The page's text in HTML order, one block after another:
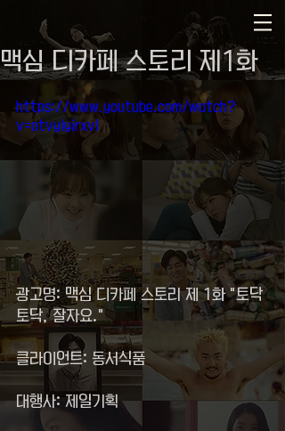
맥심 디카페 스토리 제1화
https://www.youtube.com/watch?
v=otvylyirxvI
광고명: 맥심 디카페 스토리 제 1화 "토닥
토닥, 잘자요."
클라이언트: 동서식품
대행사: 제일기획